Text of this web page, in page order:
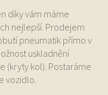
díky vám máme
nejlepší. Prodejem
pneumatik přímo v
uskladnění
(kryty kol). Postaráme
vozidlo.